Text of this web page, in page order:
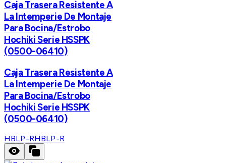
Caja Trasera Resistente A
La Intemperie De Montaje
Para Bocina/Estrobo
Hochiki Serie HSSPK
(0500-06410)
Caja Trasera Resistente A
La Intemperie De Montaje
Para Bocina/Estrobo
Hochiki Serie HSSPK
(0500-06410)
HBLP-RHBLP-R